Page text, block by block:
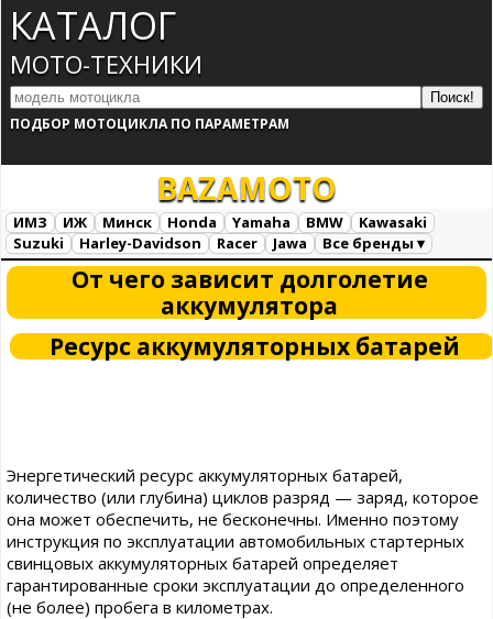
КАТАЛОГ
МОТО-ТЕХНИКИ
ПОДБОР МОТОЦИКЛА ПО ПАРАМЕТРАМ
BAZAMOTO
ИМЗ ИЖ Минск Honda Yamaha BMW
Kawasaki
Suzuki
Harley-Davidson Racer Jawa
Все бренды ▾
Все марки
Загрузка...
От чего зависит долголетие
аккумулятора
Ресурс аккумуляторных батарей
Энергетический ресурс аккумуляторных батарей,
количество (или глубина) циклов разряд — заряд, которое
она может обеспечить, не бесконечны. Именно поэтому
инструкция по эксплуатации автомобильных стартерных
свинцовых аккумуляторных батарей определяет
гарантированные сроки эксплуатации до определенного
(не более) пробега в километрах.